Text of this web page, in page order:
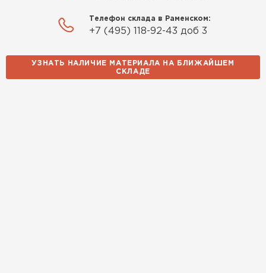
Телефон склада в Раменском:
+7 (495) 118-92-43 доб 3
УЗНАТЬ НАЛИЧИЕ МАТЕРИАЛА НА БЛИЖАЙШЕМ
СКЛАДЕ